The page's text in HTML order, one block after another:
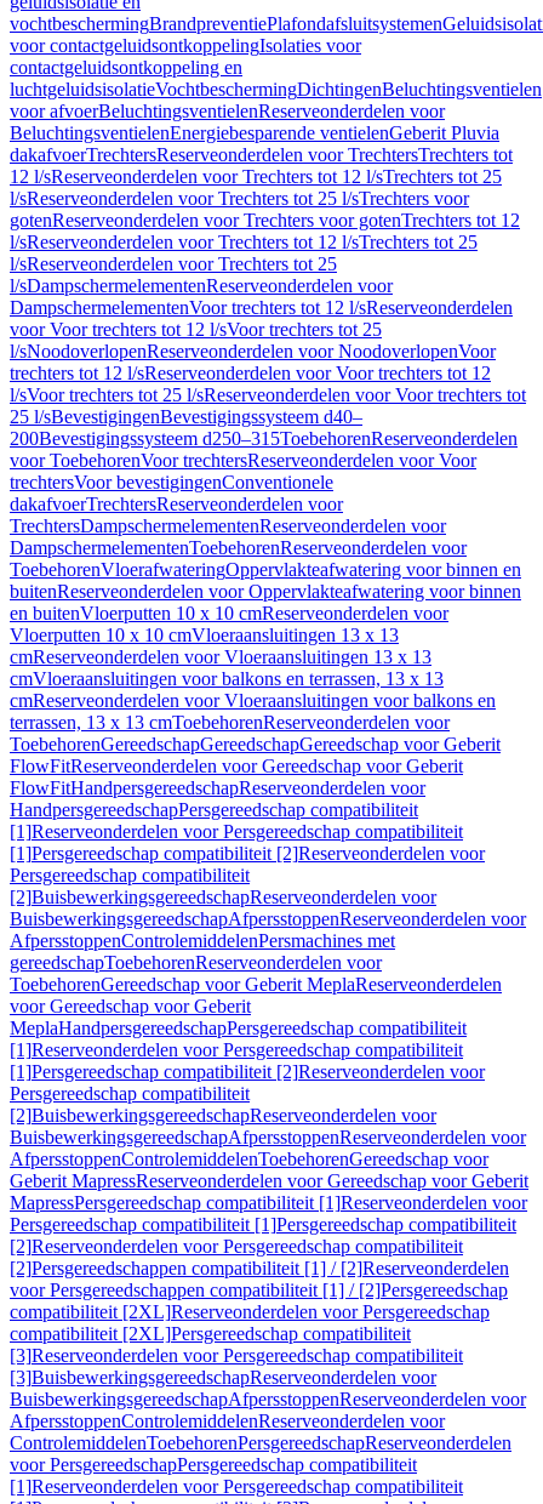
vochtbeschermingBrandpreventiePlafondafsluitsystemen
voor contactgeluidsontkoppelingIsolaties voor
contactgeluidsontkoppeling en
luchtgeluidsisolatieVochtbeschermingDichtingenBeluchtingsventielen
voor afvoerBeluchtingsventielenReserveonderdelen voor
BeluchtingsventielenEnergiebesparende ventielenGeberit Pluvia
dakafvoerTrechtersReserveonderdelen voor TrechtersTrechters tot
12 l/sReserveonderdelen voor Trechters tot 12 l/sTrechters tot 25
l/sReserveonderdelen voor Trechters tot 25 l/sTrechters voor
gotenReserveonderdelen voor Trechters voor gotenTrechters tot 12
l/sReserveonderdelen voor Trechters tot 12 l/sTrechters tot 25
l/sReserveonderdelen voor Trechters tot 25
l/sDampschermelementenReserveonderdelen voor
DampschermelementenVoor trechters tot 12 l/sReserveonderdelen
voor Voor trechters tot 12 l/sVoor trechters tot 25
l/sNoodoverlopenReserveonderdelen voor NoodoverlopenVoor
trechters tot 12 l/sReserveonderdelen voor Voor trechters tot 12
l/sVoor trechters tot 25 l/sReserveonderdelen voor Voor trechters tot
25 l/sBevestigingenBevestigingssysteem d40–
200Bevestigingssysteem d250–315ToebehorenReserveonderdelen
voor ToebehorenVoor trechtersReserveonderdelen voor Voor
trechtersVoor bevestigingenConventionele
dakafvoerTrechtersReserveonderdelen voor
TrechtersDampschermelementenReserveonderdelen voor
DampschermelementenToebehorenReserveonderdelen voor
ToebehorenVloerafwateringOppervlakteafwatering voor binnen en
buitenReserveonderdelen voor Oppervlakteafwatering voor binnen
en buitenVloerputten 10 x 10 cmReserveonderdelen voor
Vloerputten 10 x 10 cmVloeraansluitingen 13 x 13
cmReserveonderdelen voor Vloeraansluitingen 13 x 13
cmVloeraansluitingen voor balkons en terrassen, 13 x 13
cmReserveonderdelen voor Vloeraansluitingen voor balkons en
terrassen, 13 x 13 cmToebehorenReserveonderdelen voor
ToebehorenGereedschapGereedschapGereedschap voor Geberit
FlowFitReserveonderdelen voor Gereedschap voor Geberit
FlowFitHandpersgereedschapReserveonderdelen voor
HandpersgereedschapPersgereedschap compatibiliteit
[1]Reserveonderdelen voor Persgereedschap compatibiliteit
[1]Persgereedschap compatibiliteit [2]Reserveonderdelen voor
Persgereedschap compatibiliteit
[2]BuisbewerkingsgereedschapReserveonderdelen voor
BuisbewerkingsgereedschapAfpersstoppenReserveonderdelen voor
AfpersstoppenControlemiddelenPersmachines met
gereedschapToebehorenReserveonderdelen voor
ToebehorenGereedschap voor Geberit MeplaReserveonderdelen
voor Gereedschap voor Geberit
MeplaHandpersgereedschapPersgereedschap compatibiliteit
[1]Reserveonderdelen voor Persgereedschap compatibiliteit
[1]Persgereedschap compatibiliteit [2]Reserveonderdelen voor
Persgereedschap compatibiliteit
[2]BuisbewerkingsgereedschapReserveonderdelen voor
BuisbewerkingsgereedschapAfpersstoppenReserveonderdelen voor
AfpersstoppenControlemiddelenToebehorenGereedschap voor
Geberit MapressReserveonderdelen voor Gereedschap voor Geberit
MapressPersgereedschap compatibiliteit [1]Reserveonderdelen voor
Persgereedschap compatibiliteit [1]Persgereedschap compatibiliteit
[2]Reserveonderdelen voor Persgereedschap compatibiliteit
[2]Persgereedschappen compatibiliteit [1] / [2]Reserveonderdelen
voor Persgereedschappen compatibiliteit [1] / [2]Persgereedschap
compatibiliteit [2XL]Reserveonderdelen voor Persgereedschap
compatibiliteit [2XL]Persgereedschap compatibiliteit
[3]Reserveonderdelen voor Persgereedschap compatibiliteit
[3]BuisbewerkingsgereedschapReserveonderdelen voor
BuisbewerkingsgereedschapAfpersstoppenReserveonderdelen voor
AfpersstoppenControlemiddelenReserveonderdelen voor
ControlemiddelenToebehorenPersgereedschapReserveonderdelen
voor PersgereedschapPersgereedschap compatibiliteit
[1]Reserveonderdelen voor Persgereedschap compatibiliteit